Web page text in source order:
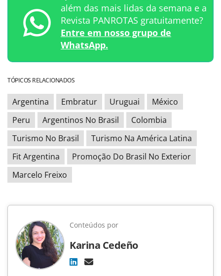
além das mais lidas da semana e a
Revista PANROTAS gratuitamente?
Entre em nosso grupo de
WhatsApp.
TÓPICOS RELACIONADOS
Argentina Embratur Uruguai
México
Peru
Argentinos No Brasil
Colombia
Turismo No Brasil
Turismo Na América Latina
Fit Argentina
Promoção Do Brasil No Exterior
Marcelo Freixo
Conteúdos por
Karina Cedeño